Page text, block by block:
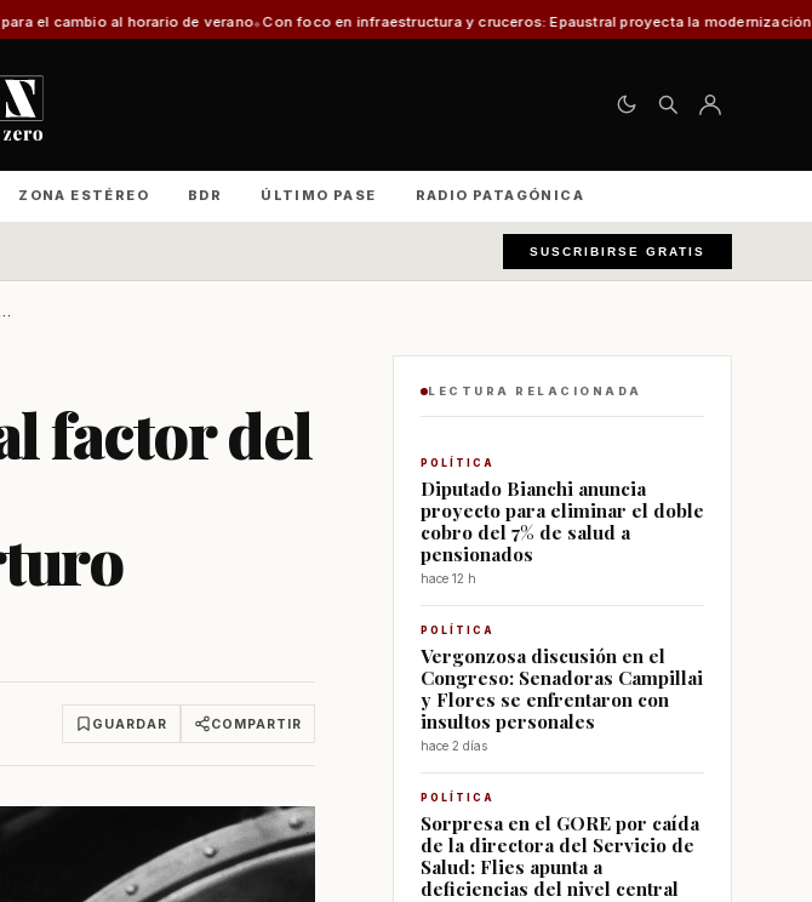
de verano Con foco en infraestructura y cruceros: Epaustral proyecta la modernización portuaria para el
ZONA ESTÉREO BDR ÚLTIMO PASE RADIO PATAGÓNICA
SUSCRIBIRSE GRATIS
factor del
GUARDAR COMPARTIR
LECTURA RELACIONADA
POLÍTICA
Diputado Bianchi anuncia
proyecto para eliminar el doble
cobro del 7% de salud a
pensionados
hace 12 h
POLÍTICA
Vergonzosa discusión en el
Congreso: Senadoras Campillai
y Flores se enfrentaron con
insultos personales
hace 2 días
POLÍTICA
Sorpresa en el GORE por caída
de la directora del Servicio de
Salud: Flies apunta a
deficiencias del nivel central